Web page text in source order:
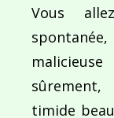
Vous
timide